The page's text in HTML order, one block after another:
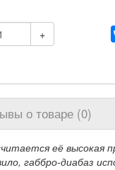
+
о товаре (0)
её высокая
габбро-диабаз